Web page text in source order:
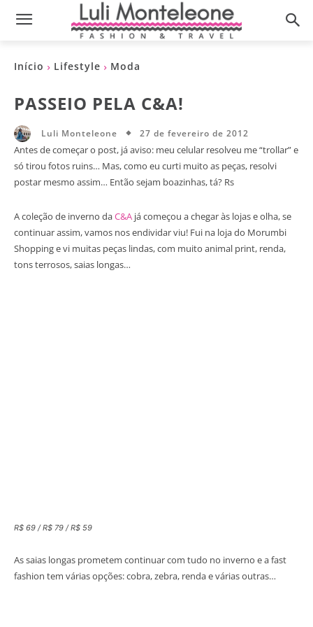
Início Lifestyle Moda
PASSEIO PELA C&A!
Luli Monteleone 27 de fevereiro de 2012
Antes de começar o post, já aviso: meu celular resolveu me “trollar” e
só tirou fotos ruins… Mas, como eu curti muito as peças, resolvi
postar mesmo assim… Então sejam boazinhas, tá? Rs
A coleção de inverno daC&A já começou a chegar às lojas e olha, se
continuar assim, vamos nos endividar viu! Fui na loja do Morumbi
Shopping e vi muitas peças lindas, com muito animal print, renda,
tons terrosos, saias longas…
R$ 69 / R$ 79 / R$ 59
As saias longas prometem continuar com tudo no inverno e a fast
fashion tem várias opções: cobra, zebra, renda e várias outras…